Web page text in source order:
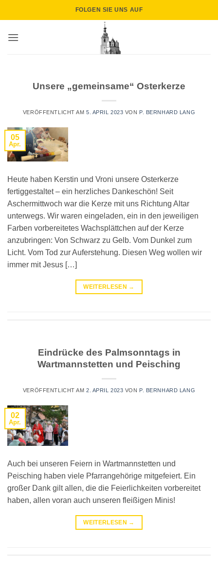
FOLGEN SIE UNS AUF
Unsere „gemeinsame“ Osterkerze
VERÖFFENTLICHT AM5. APRIL 2023 VON P. BERNHARD LANG
05
Apr.
Heute haben Kerstin und Vroni unsere Osterkerze
fertiggestaltet – ein herzliches Dankeschön! Seit
Aschermittwoch war die Kerze mit uns Richtung Altar
unterwegs. Wir waren eingeladen, ein in den jeweiligen
Farben vorbereitetes Wachsplättchen auf der Kerze
anzubringen: Von Schwarz zu Gelb. Vom Dunkel zum
Licht. Vom Tod zur Auferstehung. Diesen Weg wollen wir
immer mit Jesus […]
WEITERLESEN →
Eindrücke des Palmsonntags in
Wartmannstetten und Peisching
VERÖFFENTLICHT AM2. APRIL 2023 VON P. BERNHARD LANG
02
Apr.
Auch bei unseren Feiern in Wartmannstetten und
Peisching haben viele Pfarrangehörige mitgefeiert. Ein
großer Dank gilt allen, die die Feierlichkeiten vorbereitet
haben, allen voran auch unseren fleißigen Minis!
WEITERLESEN →